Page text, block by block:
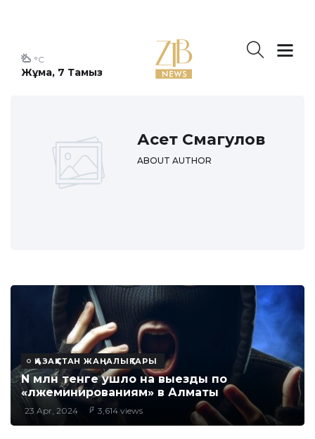
Жұма, 7 Тамыз
°C
Асет Смагулов
ABOUT AUTHOR
ҚАЗАҚСТАН ЖАҢАЛЫҚТАРЫ
N млн тенге ушло на выезды по
«лжеминированиям» в Алматы
23 Apr, 2024 3,614 views